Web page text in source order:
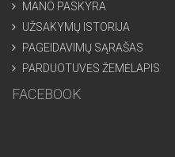
MANO PASKYRA
UŽSAKYMŲ ISTORIJA
PAGEIDAVIMŲ SĄRAŠAS
PARDUOTUVĖS ŽEMĖLAPIS
FACEBOOK